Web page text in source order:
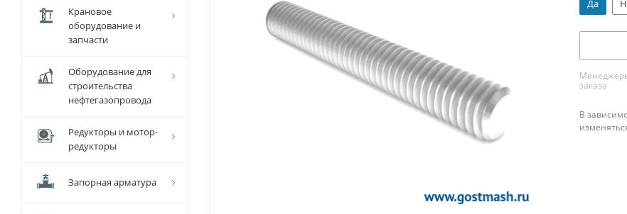
Да
заказа
В
Крановое
оборудование и
запчасти
Оборудование для
строительства
нефтегазопровода
Редукторы и мотор-
редукторы
Запорная арматура